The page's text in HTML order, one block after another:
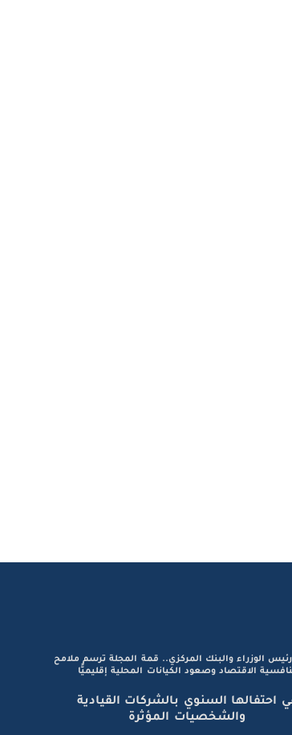
في احتفالها السنوي بالشركات القيادية
والشخصيات المؤثرة